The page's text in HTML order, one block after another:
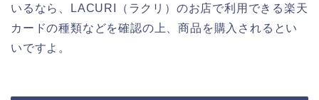
いるなら、LACURI（ラクリ）のお店で利用できる楽天
カードの種類などを確認の上、商品を購入されるとい
いですよ。